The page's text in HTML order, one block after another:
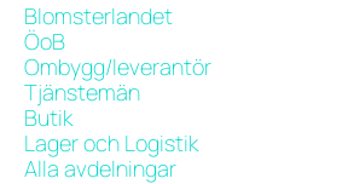
Blomsterlandet
ÖoB
Ombygg/leverantör
Tjänstemän
Butik
Lager och Logistik
Alla avdelningar